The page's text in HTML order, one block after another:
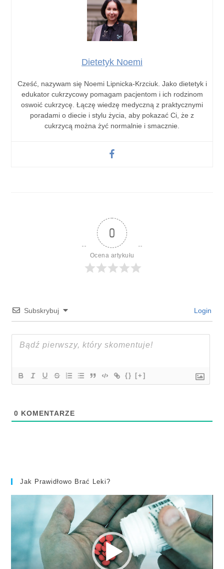
Dietetyk Noemi
Cześć, nazywam się Noemi Lipnicka-Krzciuk. Jako dietetyk i
edukator cukrzycowy pomagam pacjentom i ich rodzinom
oswoić cukrzycę. Łączę wiedzę medyczną z praktycznymi
poradami o diecie i stylu życia, aby pokazać Ci, że z
cukrzycą można żyć normalnie i smacznie.
0
Ocena artykułu
Subskrybuj Login
{} [+]
0 KOMENTARZE
Jak Prawidłowo Brać Leki?